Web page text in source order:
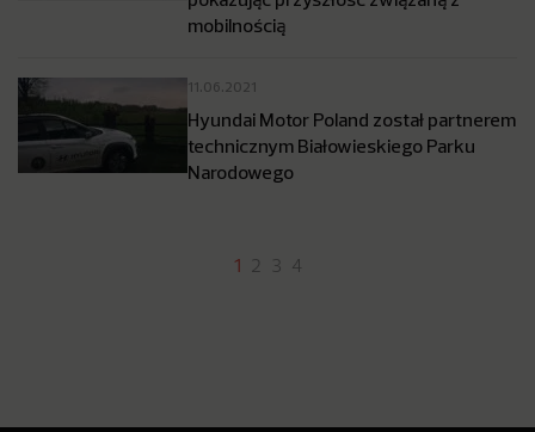
mobilnością
11.06.2021
Hyundai Motor Poland został partnerem
technicznym Białowieskiego Parku
Narodowego
1 2 3 4